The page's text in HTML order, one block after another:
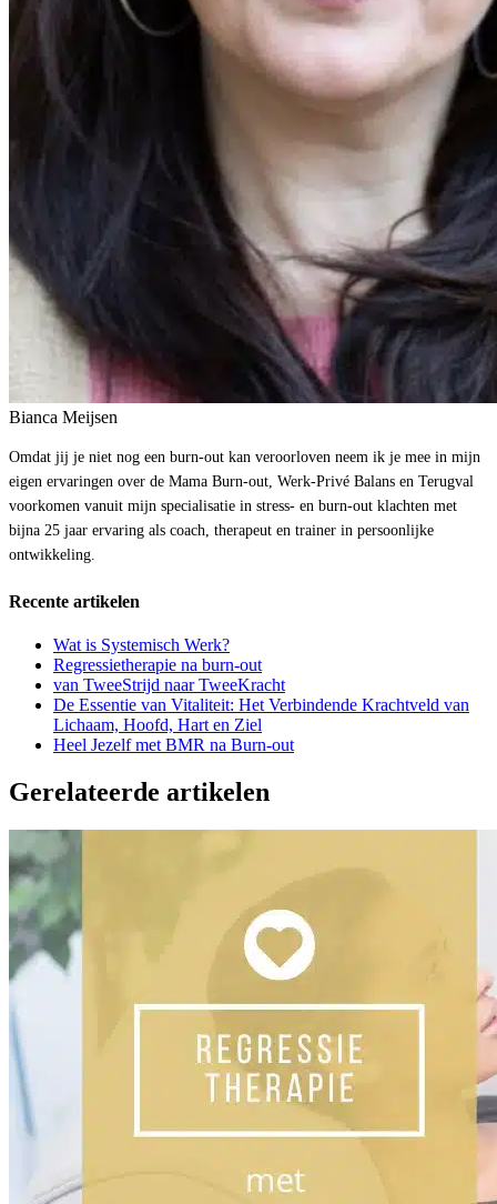
Bianca Meijsen
Omdat jij je niet nog een burn-out kan veroorloven neem ik je mee in mijn
eigen ervaringen over de Mama Burn-out, Werk-Privé Balans en Terugval
voorkomen vanuit mijn specialisatie in stress- en burn-out klachten met
bijna 25 jaar ervaring als coach, therapeut en trainer in persoonlijke
ontwikkeling.
Recente artikelen
Wat is Systemisch Werk?
Regressietherapie na burn-out
van TweeStrijd naar TweeKracht
De Essentie van Vitaliteit: Het Verbindende Krachtveld van
Lichaam, Hoofd, Hart en Ziel
Heel Jezelf met BMR na Burn-out
Gerelateerde artikelen